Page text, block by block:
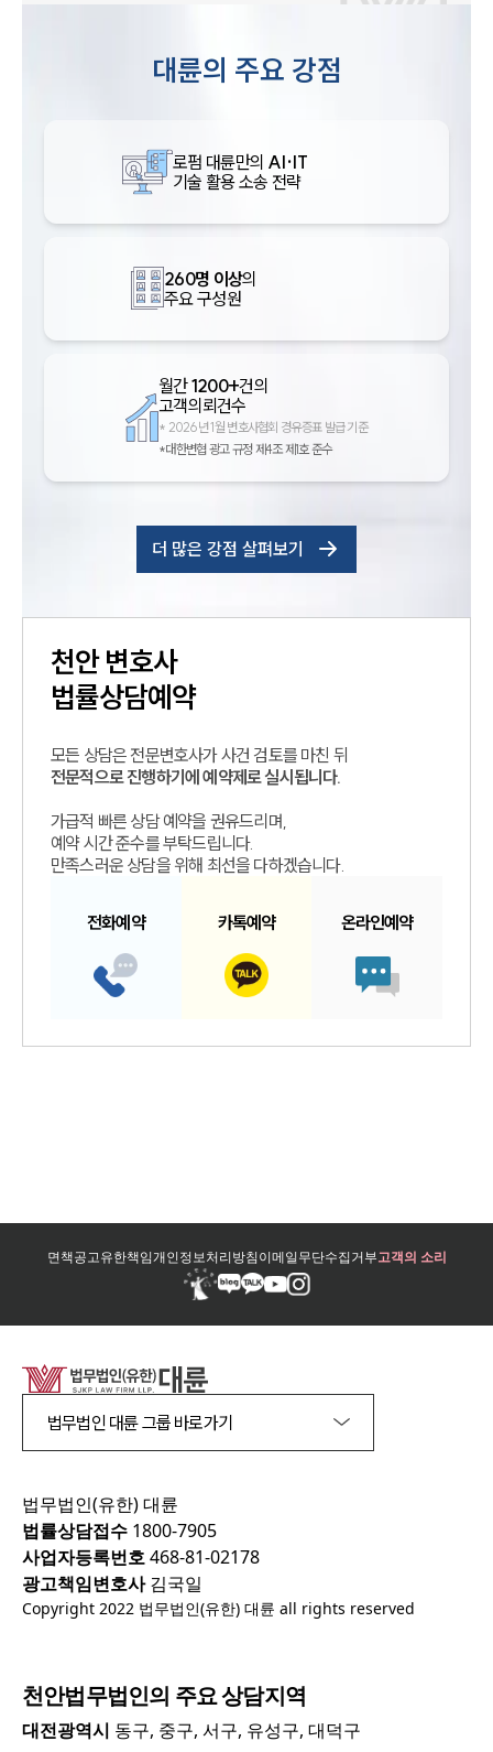
대륜의 주요 강점
로펌 대륜만의 AI·IT
기술 활용 소송 전략
260명 이상의
주요 구성원
월간1200+건의
고객의뢰건수
* 2026년 1월 변호사협회 경유증표 발급 기준
*대한변협 광고 규정 제4조 제1호 준수
더 많은 강점 살펴보기
천안변호사
법률상담예약
모든 상담은 전문변호사가 사건 검토를 마친 뒤
전문적으로 진행하기에 예약제로 실시됩니다.
가급적 빠른 상담 예약을 권유드리며,
예약 시간 준수를 부탁드립니다.
만족스러운 상담을 위해 최선을 다하겠습니다.
전화예약 카톡예약 온라인예약
면책공고유한책임개인정보처리방침이메일무단수집거부고객의 소리
법무법인 대륜 그룹 바로가기
법무법인(유한) 대륜
법률상담접수 1800-7905
사업자등록번호468-81-02178
광고책임변호사김국일
Copyright 2022 법무법인(유한) 대륜 all rights reserved
천안법무법인의 주요 상담지역
대전광역시 동구, 중구, 서구, 유성구, 대덕구